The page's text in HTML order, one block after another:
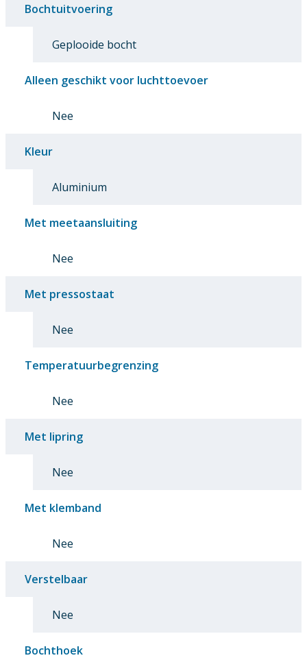
Bochtuitvoering
Geplooide bocht
Alleen geschikt voor luchttoevoer
Nee
Kleur
Aluminium
Met meetaansluiting
Nee
Met pressostaat
Nee
Temperatuurbegrenzing
Nee
Met lipring
Nee
Met klemband
Nee
Verstelbaar
Nee
Bochthoek